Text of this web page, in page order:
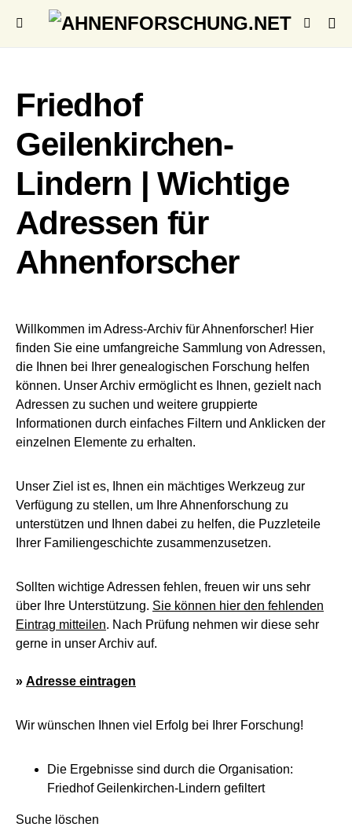
Friedhof
Geilenkirchen-
Lindern | Wichtige
Adressen für
Ahnenforscher
Willkommen im Adress-Archiv für Ahnenforscher! Hier
finden Sie eine umfangreiche Sammlung von Adressen,
die Ihnen bei Ihrer genealogischen Forschung helfen
können. Unser Archiv ermöglicht es Ihnen, gezielt nach
Adressen zu suchen und weitere gruppierte
Informationen durch einfaches Filtern und Anklicken der
einzelnen Elemente zu erhalten.
Unser Ziel ist es, Ihnen ein mächtiges Werkzeug zur
Verfügung zu stellen, um Ihre Ahnenforschung zu
unterstützen und Ihnen dabei zu helfen, die Puzzleteile
Ihrer Familiengeschichte zusammenzusetzen.
Sollten wichtige Adressen fehlen, freuen wir uns sehr
über Ihre Unterstützung. Sie können hier den fehlenden
Eintrag mitteilen. Nach Prüfung nehmen wir diese sehr
gerne in unser Archiv auf.
» Adresse eintragen
Wir wünschen Ihnen viel Erfolg bei Ihrer Forschung!
Die Ergebnisse sind durch die Organisation:
Friedhof Geilenkirchen-Lindern gefiltert
Suche löschen